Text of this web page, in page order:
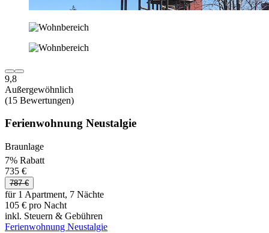
9,8
Außergewöhnlich
(15 Bewertungen)
Ferienwohnung Neustalgie
Braunlage
7% Rabatt
735 €
787 €
für 1 Apartment, 7 Nächte
105 € pro Nacht
inkl. Steuern & Gebühren
Ferienwohnung Neustalgie